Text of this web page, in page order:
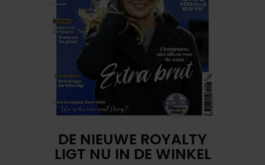
DE NIEUWE ROYALTY
LIGT NU IN DE WINKEL